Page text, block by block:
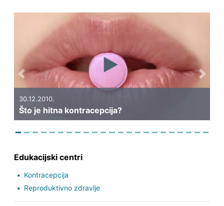
30.12.2010.
Što je hitna kontracepcija?
Previous Next
Edukacijski centri
Kontracepcija
Reproduktivno zdravlje